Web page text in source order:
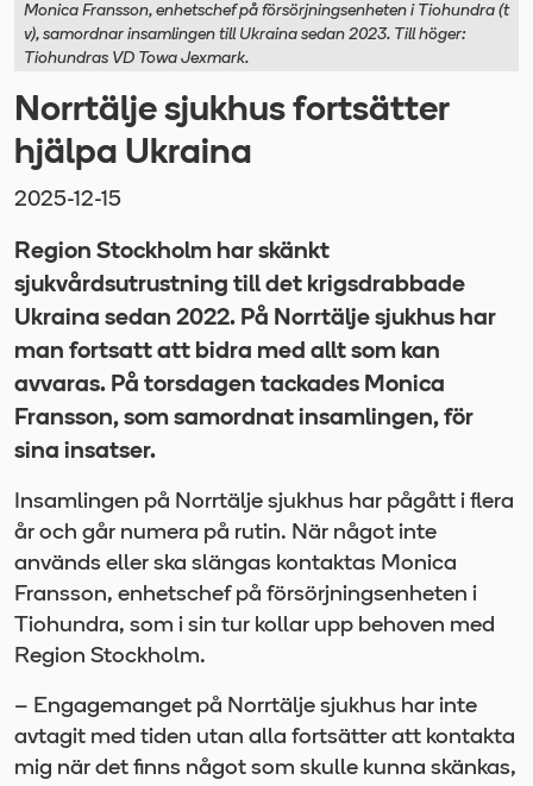
​Monica Fransson, enhetschef på försörjningsenheten i Tiohundra (t
v),​ samordnar insamlingen till Ukraina sedan 2023. Till höger:
Tiohundras VD Towa Jexmark.
Norrtälje sjukhus fortsätter
hjälpa Ukraina
2025-12-15
Region Stockholm har skänkt
sjukvårdsutrustning till det krigsdrabbade
Ukraina sedan 2022. På Norrtälje sjukhus har
man fortsatt att bidra med allt som kan
avvaras. På torsdagen tackades Monica
Fransson, som samordnat insamlingen, för
sina insatser.
Insamlingen på Norrtälje sjukhus har pågått i flera
år och går numera på rutin. När något inte
används eller ska slängas kontaktas Monica
Fransson, enhetschef på försörjningsenheten i
Tiohundra, som i sin tur kollar upp behoven med
Region Stockholm.
– Engagemanget på Norrtälje sjukhus har inte
avtagit med tiden utan alla fortsätter att kontakta
mig när det finns något som skulle kunna skänkas,